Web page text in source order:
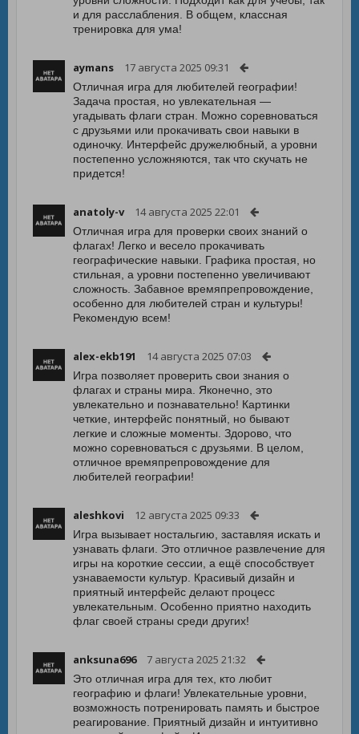
и для расслабления. В общем, классная
тренировка для ума!
aymans 17 августа 2025 09:31
Отличная игра для любителей географии!
Задача простая, но увлекательная —
угадывать флаги стран. Можно соревноваться
с друзьями или прокачивать свои навыки в
одиночку. Интерфейс дружелюбный, а уровни
постепенно усложняются, так что скучать не
придется!
anatoly-v 14 августа 2025 22:01
Отличная игра для проверки своих знаний о
флагах! Легко и весело прокачивать
географические навыки. Графика простая, но
стильная, а уровни постепенно увеличивают
сложность. Забавное времяпрепровождение,
особенно для любителей стран и культуры!
Рекомендую всем!
alex-ekb191 14 августа 2025 07:03
Игра позволяет проверить свои знания о
флагах и страны мира. Яконечно, это
увлекательно и познавательно! Картинки
четкие, интерфейс понятный, но бывают
легкие и сложные моменты. Здорово, что
можно соревноваться с друзьями. В целом,
отличное времяпрепровождение для
любителей географии!
aleshkovi 12 августа 2025 09:33
Игра вызывает ностальгию, заставляя искать и
узнавать флаги. Это отличное развлечение для
игры на короткие сессии, а ещё способствует
узнаваемости культур. Красивый дизайн и
приятный интерфейс делают процесс
увлекательным. Особенно приятно находить
флаг своей страны среди других!
anksuna696 7 августа 2025 21:32
Это отличная игра для тех, кто любит
географию и флаги! Увлекательные уровни,
возможность потренировать память и быстрое
реагирование. Приятный дизайн и интуитивно